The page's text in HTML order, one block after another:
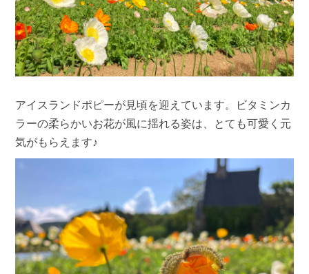
アイスランドポピーが見頃を迎えています。ビタミンカ
ラーの柔らかいお花が風に揺れる姿は、とても可愛く元
気がもらえます♪